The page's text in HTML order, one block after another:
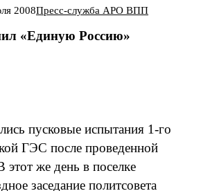
2008Пресс-служба АРО ВПП
«Единую Россию»
пусковые испытания 1-го
ГЭС после проведенной
этот же день в поселке
заседание политсовета